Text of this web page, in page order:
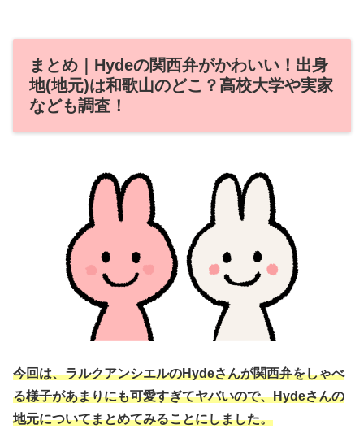
まとめ｜Hydeの関西弁がかわいい！出身
地(地元)は和歌山のどこ？高校大学や実家
なども調査！
今回は、ラルクアンシエルのHydeさんが関西弁をしゃべ
る様子があまりにも可愛すぎてヤバいので、Hydeさんの
地元についてまとめてみることにしました。